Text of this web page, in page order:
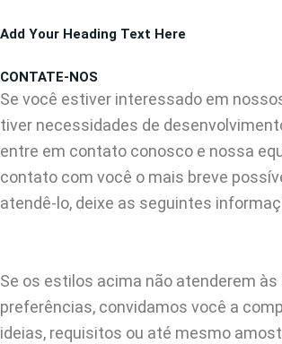
para
conteúdo
Add Your Heading Text Here
CONTATE-NOS
Se você estiver interessado em
tiver necessidades de
entre em contato conosco e nossa
contato com você o mais breve
atendê-lo, deixe as seguintes
Se os estilos acima não atenderem às
preferências, convidamos você a
ideias, requisitos ou até mesmo